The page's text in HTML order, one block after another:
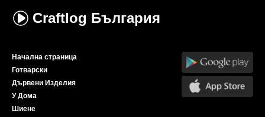
Craftlog България
Начална страница
Готварски
Дървени Изделия
У Дома
Шиене